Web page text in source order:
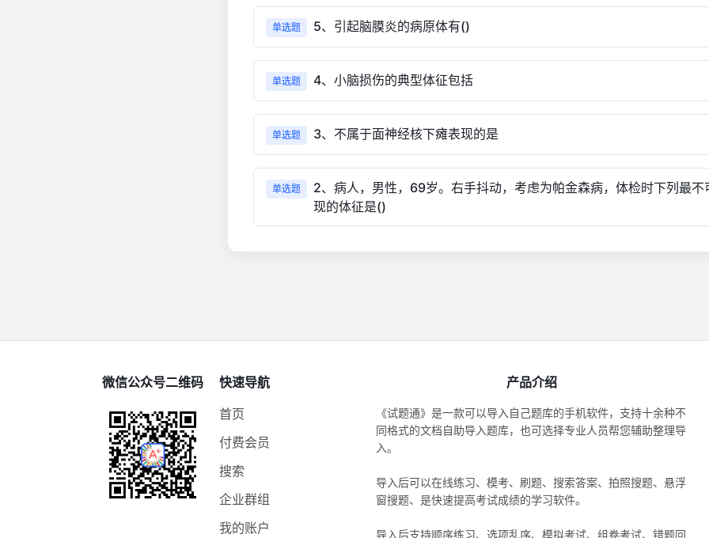
单选题 5、引起脑膜炎的病原体有()
单选题 4、小脑损伤的典型体征包括
单选题 3、不属于面神经核下瘫表现的是
单选题
2、病人，男性，69岁。右手抖动，考虑为帕金森病，体检时下列最不
现的体征是()
微信公众号二维码
快速导航
首页
付费会员
搜索
企业群组
我的账户
产品介绍
《试题通》是一款可以导入自己题库的手机软件，支持十余种不
同格式的文档自助导入题库，也可选择专业人员帮您辅助整理导
入。
导入后可以在线练习、模考、刷题、搜索答案、拍照搜题、悬浮
窗搜题、是快速提高考试成绩的学习软件。
导入后支持顺序练习、选项乱序、模拟考试、组卷考试、错题回